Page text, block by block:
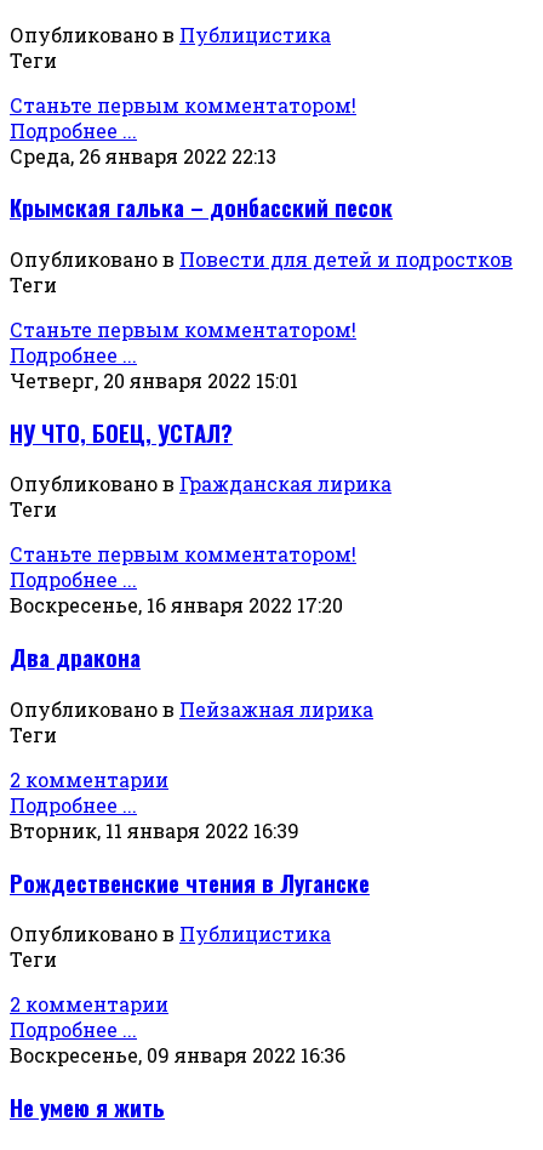
Опубликовано в Публицистика
Теги
Станьте первым комментатором!
Подробнее ...
Среда, 26 января 2022 22:13
Крымская галька – донбасский песок
Опубликовано в Повести для детей и подростков
Теги
Станьте первым комментатором!
Подробнее ...
Четверг, 20 января 2022 15:01
НУ ЧТО, БОЕЦ, УСТАЛ?
Опубликовано в Гражданская лирика
Теги
Станьте первым комментатором!
Подробнее ...
Воскресенье, 16 января 2022 17:20
Два дракона
Опубликовано в Пейзажная лирика
Теги
2 комментарии
Подробнее ...
Вторник, 11 января 2022 16:39
Рождественские чтения в Луганске
Опубликовано в Публицистика
Теги
2 комментарии
Подробнее ...
Воскресенье, 09 января 2022 16:36
Не умею я жить